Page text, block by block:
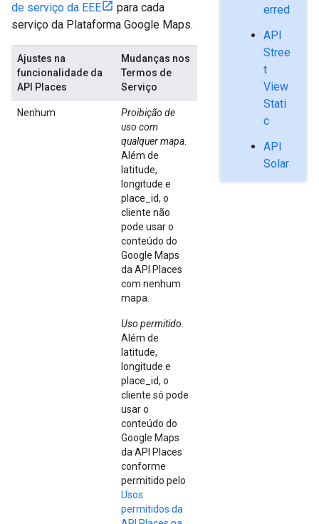
erred
API
Stree
t
View
Stati
c
API
Solar
de serviço da EEE
para cada
serviço da Plataforma Google Maps.
Ajustes na
funcionalidade da
API Places
Mudanças nos
Termos de
Serviço
Nenhum
Proibição de
uso com
qualquer mapa
Além de
latitude,
longitude e
place_id, o
cliente não
pode usar o
conteúdo do
Google Maps
da API Places
com nenhum
mapa.
Uso permitido
Além de
latitude,
longitude e
place_id, o
cliente só pode
usar o
conteúdo do
Google Maps
da API Places
conforme
permitido pelo
Usos
permitidos da